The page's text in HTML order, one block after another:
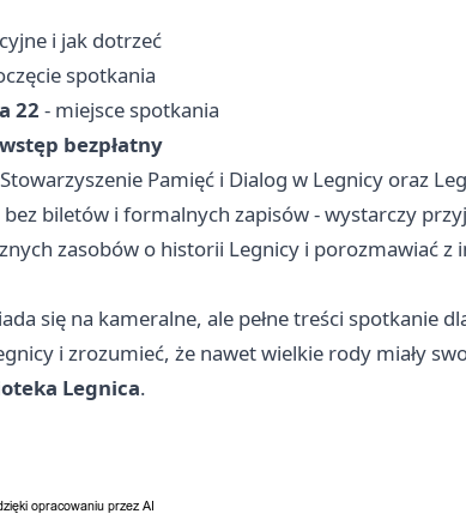
i jak dotrzeć
spotkania
22 - miejsce spotkania
wstęp bezpłatny
Pamięć i Dialog w Legnicy oraz
biletów i formalnych zapisów - wystarczy
zasobów o historii Legnicy i porozmawiać z
się na kameralne, ale pełne treści spotkanie
i zrozumieć, że nawet wielkie rody miały
Legnica.